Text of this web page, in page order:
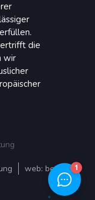
die
wir
web: bedigital